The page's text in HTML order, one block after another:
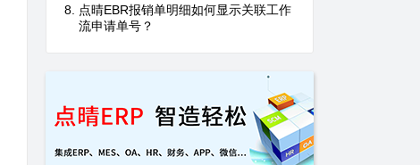
点晴EBR报销单明细如何显示关联工作
流申请单号？